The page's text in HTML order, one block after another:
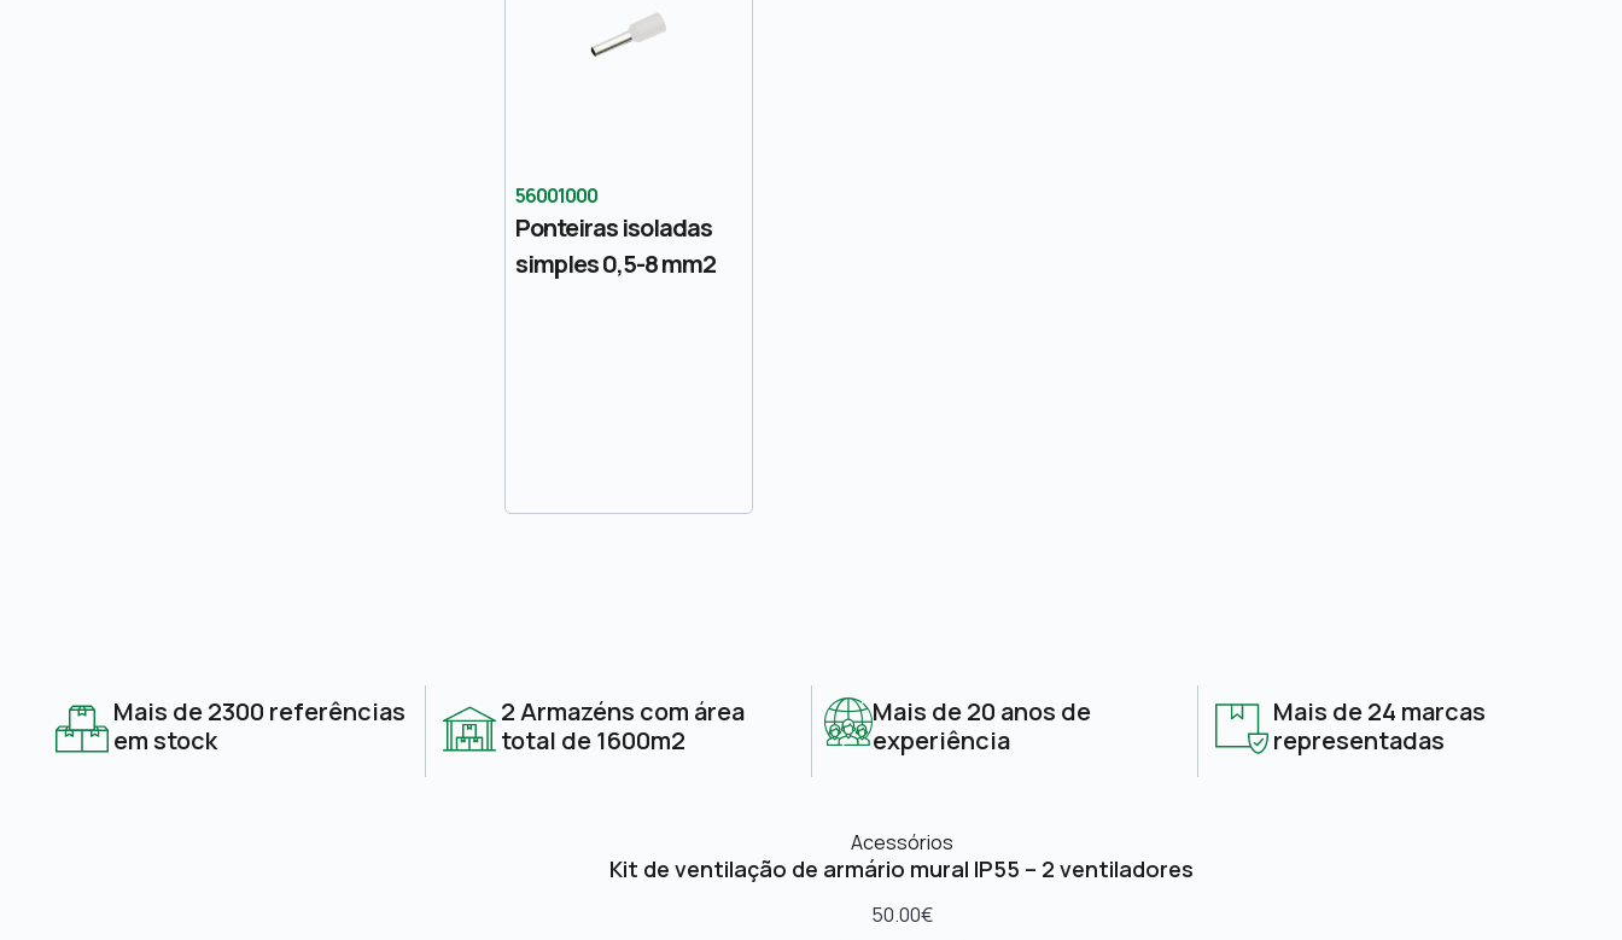
56001000
Ponteiras isoladas
simples 0,5-8 mm2
Mais de 2300 referências
em stock
2 Armazéns com área
total de 1600m2
Mais de 20 anos de
experiência
Mais de 24 marcas
representadas
Acessórios
Kit de ventilação de armário mural IP55 – 2 ventiladores
50.00€